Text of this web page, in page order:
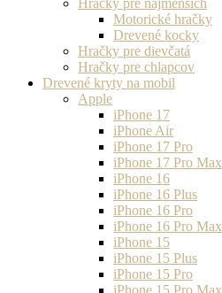
Hračky pre najmenších
Motorické hračky
Drevené kocky
Hračky pre dievčatá
Hračky pre chlapcov
Drevené kryty na mobil
Apple
iPhone 17
iPhone Air
iPhone 17 Pro
iPhone 17 Pro Max
iPhone 16
iPhone 16 Plus
iPhone 16 Pro
iPhone 16 Pro Max
iPhone 15
iPhone 15 Plus
iPhone 15 Pro
iPhone 15 Pro Max